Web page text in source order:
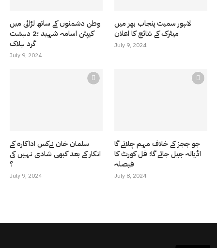
وطن دشمنوں کے ساتھ لڑائی میں
کیپٹن اسامہ شہید ؛2 دہشت
گرد ہلاک
July 9, 2024
لاہور سمیت پنجاب بھر میں
میٹرک کے نتائج کا اعلان
July 9, 2024
سلمان خان نےکس اداکارہ کے
انکار کے بعد کبھی شادی نہیں کی
؟
July 9, 2024
جو ججز کے خلاف مہم چلائے گا
اڈیالہ جیل جائے گا؛ فل کورٹ کا
فیصلہ
July 8, 2024